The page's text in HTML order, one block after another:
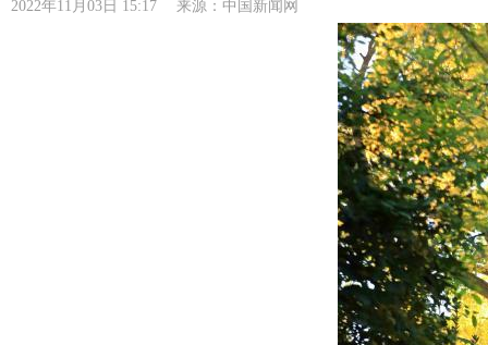
2022年11月03日 15:17 来源： 中国新闻网